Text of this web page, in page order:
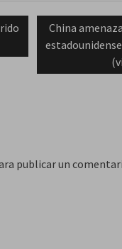
Next
post:
China
publicar un